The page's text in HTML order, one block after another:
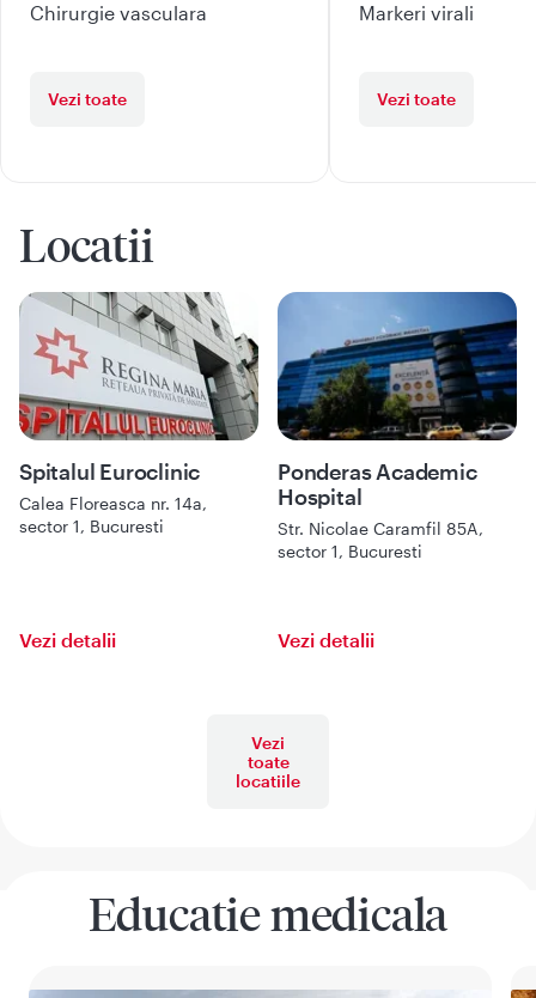
Chirurgie vasculara
Vezi toate
Markeri virali
Vezi toate
Locatii
Spitalul Euroclinic
Calea Floreasca nr. 14a,
sector 1, Bucuresti
Vezi detalii
Ponderas Academic
Hospital
Str. Nicolae Caramfil 85A,
sector 1, Bucuresti
Vezi detalii
Vezi
toate
locatiile
Educatie medicala